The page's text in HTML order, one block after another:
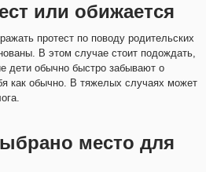
или обижается
протест по поводу родительских
В этом случае стоит подождать,
дети обычно быстро забывают о
как обычно. В тяжелых случаях может
место для